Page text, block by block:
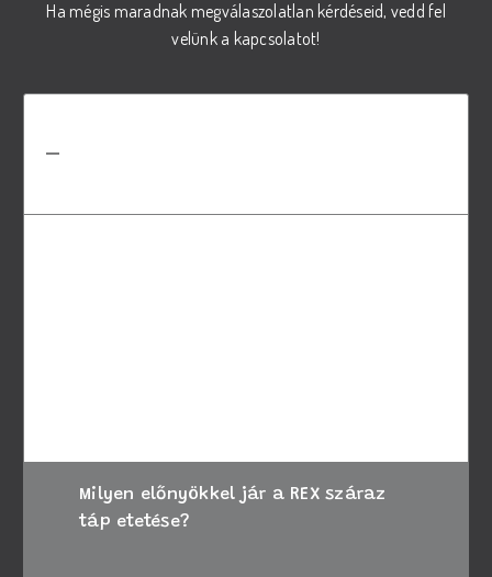
Ha mégis maradnak megválaszolatlan kérdéseid, vedd fel
velünk a kapcsolatot!
Milyen előnyökkel jár a REX száraz
táp etetése?